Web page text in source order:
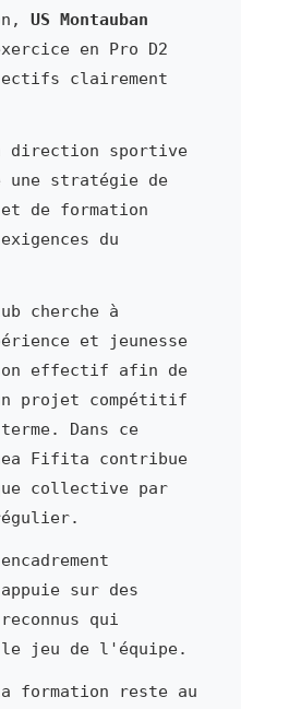
US Montauban
en Pro D2
clairement
direction sportive
une stratégie de
de formation
du
cherche à
et jeunesse
effectif afin de
projet compétitif
Dans ce
Fifita contribue
collective par
sur des
qui
jeu de l'équipe.
formation reste au